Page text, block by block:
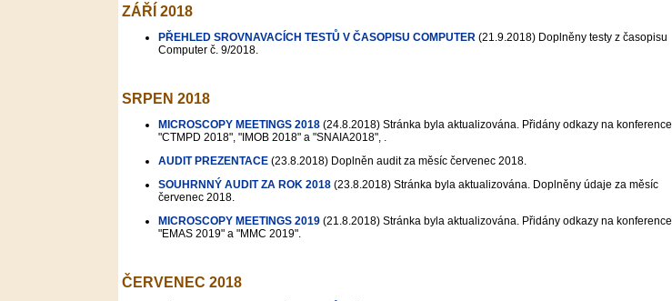
ZÁŘÍ 2018
PŘEHLED SROVNAVACÍCH TESTŮ V ČASOPISU COMPUTER (21.9.2018) Doplněny testy z časopisu
Computer č. 9/2018.
SRPEN 2018
MICROSCOPY MEETINGS 2018 (24.8.2018) Stránka byla aktualizována. Přidány odkazy na konference
"CTMPD 2018", "IMOB 2018" a "SNAIA2018", .
AUDIT PREZENTACE (23.8.2018) Doplněn audit za měsíc červenec 2018.
SOUHRNNÝ AUDIT ZA ROK 2018 (23.8.2018) Stránka byla aktualizována. Doplněny údaje za měsíc
červenec 2018.
MICROSCOPY MEETINGS 2019 (21.8.2018) Stránka byla aktualizována. Přidány odkazy na konference
"EMAS 2019" a "MMC 2019".
ČERVENEC 2018